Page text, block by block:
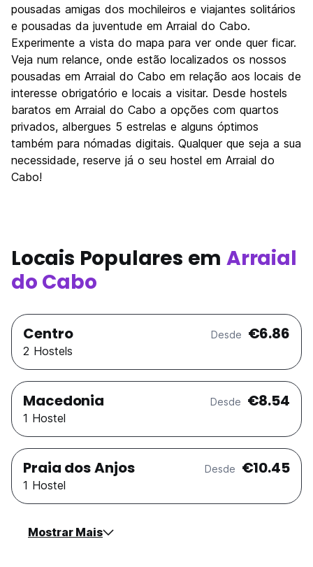
Custo-beneficio
8.4
pousadas amigas dos mochileiros e viajantes solitários
e pousadas da juventude em Arraial do Cabo.
Experimente a vista do mapa para ver onde quer ficar.
Veja num relance, onde estão localizados os nossos
pousadas em Arraial do Cabo em relação aos locais de
interesse obrigatório e locais a visitar. Desde hostels
baratos em Arraial do Cabo a opções com quartos
privados, albergues 5 estrelas e alguns óptimos
também para nómadas digitais. Qualquer que seja a sua
necessidade, reserve já o seu hostel em Arraial do
Cabo!
Locais Populares em Arraial
do Cabo
Centro Desde €6.86
2 Hostels
Macedonia Desde €8.54
1 Hostel
Praia dos Anjos Desde €10.45
1 Hostel
Mostrar Mais